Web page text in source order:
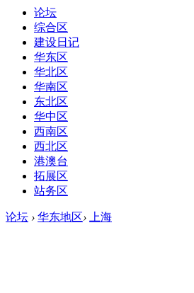
论坛
综合区
建设日记
华东区
华北区
华南区
东北区
华中区
西南区
西北区
港澳台
拓展区
站务区
论坛 › 华东地区› 上海